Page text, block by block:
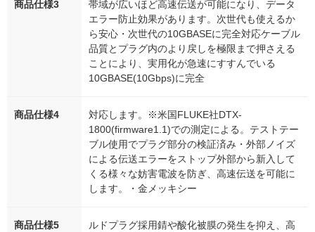
商品仕様3
帯域が広いほど高速伝送が可能になり、データ
エラー防止効果があります。次世代も使えるか
ら安心・次世代の10GBASEに完全対応ケーブル
品質とプラグ内のより戻しを極限まで押さえる
ことにより、実用化が急速にすすんでいる
10GBASE(10Gbps)に完全
商品仕様4
対応します。※米国FLUKE社DTX-
1800(firmware1.1)での測定による。テストテー
ブル使用でプラグ部分の検証済み・外部ノイズ
による伝送エラーをストップ外部から新入して
くる様々な妨害電波を防ぎ、高速伝送を可能に
します。・金メッキシー
商品仕様5
ルドプラグ採用錆や酸化被膜の発生を抑え、高